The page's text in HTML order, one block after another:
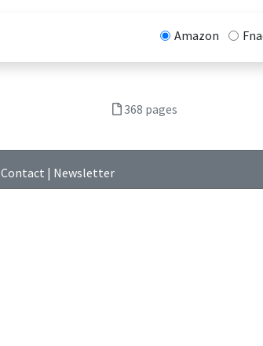
Amazon
368 pages
Contact | Newsletter